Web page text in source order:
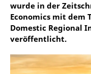
wurde in der
Economics mit dem
Domestic Regional
veröffentlicht.